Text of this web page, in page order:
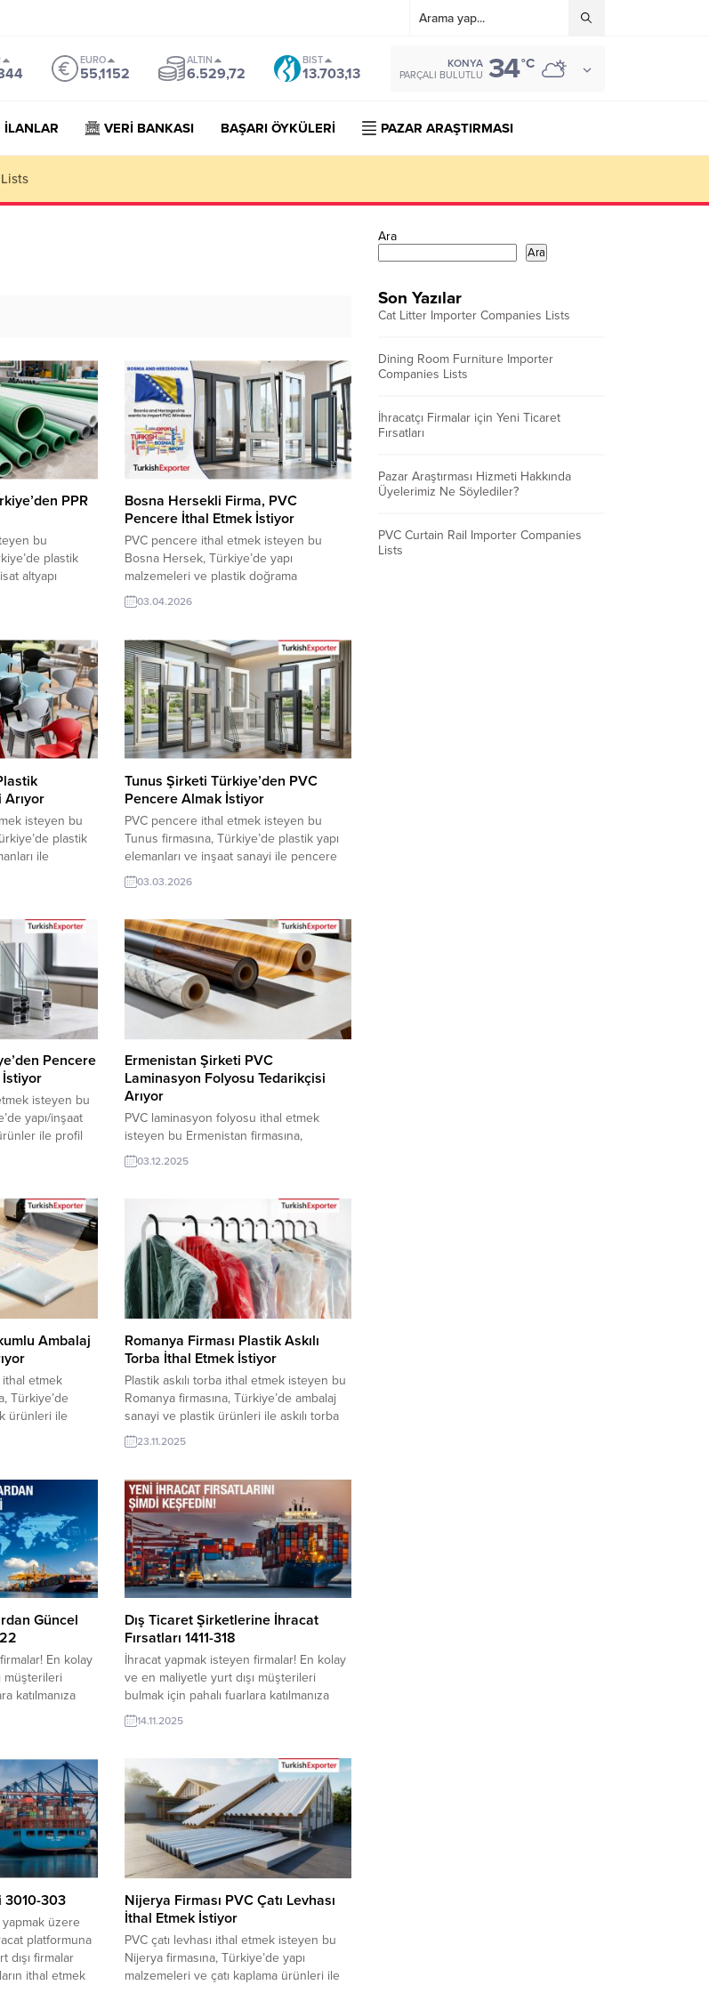
EURO
55,1152
ALTIN
6.529,72
BIST
13.703,13
KONYA
PARÇALI BULUTLU 34°C
İLANLAR VERİ BANKASI BAŞARI ÖYKÜLERİ PAZAR ARAŞTIRMASI
Lists
PPR
bu
plastik
altyapı
tedarikçisi
sunabilirler.
TurkishExporter
kredisi sahibi
➤ Bu...
Bosna Hersekli Firma, PVC
Pencere İthal Etmek İstiyor
PVC pencere ithal etmek isteyen bu
Bosna Hersek, Türkiye’de yapı
malzemeleri ve plastik doğrama
sistemleri ile PVC pencere üreticisi veya
tedarikçisi olan ihracatçı firmalar teklif
olan bu alım ilanının iletişim bilgilerine
TurkishExporter VIP üyeleri ile TE üyelik
kredisi sahibi ihracat şirketleri
erişebilmektedir. ➤ Bu...
03.04.2026
isteyen bu
plastik
ile
olan
Yeni
TurkishExporter
sahibi
➤ Bu
Tunus Şirketi Türkiye’den PVC
Pencere Almak İstiyor
PVC pencere ithal etmek isteyen bu
Tunus firmasına, Türkiye’de plastik yapı
elemanları ve inşaat sanayi ile pencere
üreticisi veya tedarikçisi olan ihracatçı
firmalar teklif sunabilirler. Yeni bir ihracat
bilgilerine TurkishExporter VIP üyeleri ile
TE üyelik kredisi sahibi ihracat şirketleri
erişebilmektedir. ➤ Bu ithalat...
03.03.2026
Pencere
isteyen bu
yapı/inşaat
ile profil
ihracatçı
Yeni bir ihracat
VIP üyeleri ile
şirketleri
alım...
Ermenistan Şirketi PVC
Laminasyon Folyosu Tedarikçisi
Arıyor
PVC laminasyon folyosu ithal etmek
isteyen bu Ermenistan firmasına,
Türkiye’de plastik ve ambalaj malzemeleri
ile laminasyon folyosu üreticisi veya
sunabilirler. Yeni bir ihracat pazarı fırsatı
olan bu alım ilanının iletişim bilgilerine
TurkishExporter VIP üyeleri ile TE üyelik
kredisi sahibi ihracat şirketleri
erişebilmektedir. ➤ Bu ithalat...
03.12.2025
Ambalaj
etmek
Türkiye’de
ürünleri ile
tedarikçisi
sunabilirler.
TurkishExporter
sahibi
➤ Bu...
Romanya Firması Plastik Askılı
Torba İthal Etmek İstiyor
Plastik askılı torba ithal etmek isteyen bu
Romanya firmasına, Türkiye’de ambalaj
sanayi ve plastik ürünleri ile askılı torba
üreticisi veya tedarikçisi olan ihracatçı
firmalar teklif sunabilirler. Yeni bir ihracat
bilgilerine TurkishExporter VIP üyeleri ile
TE üyelik kredisi sahibi ihracat şirketleri
erişebilmektedir. ➤ Bu...
23.11.2025
Güncel
En kolay
müşterileri
katılmanıza
yapmak için
hem
olup sıkı
fırsat burada,
Dış Ticaret Şirketlerine İhracat
Fırsatları 1411-318
İhracat yapmak isteyen firmalar! En kolay
ve en maliyetle yurt dışı müşterileri
bulmak için pahalı fuarlara katılmanıza
gerek yok. Pazar araştırması yapmak için
onlarca ülkeye seyahat etmekte hem
kolayı, TurkishExporter üye olup sıkı
takiptir. Her gün yüzlerce fırsat burada,
aşağıdadır.. 14 Kasım...
14.11.2025
3010-303
yapmak üzere
platformuna
dışı firmalar
ithal etmek
Nijerya Firması PVC Çatı Levhası
İthal Etmek İstiyor
PVC çatı levhası ithal etmek isteyen bu
Nijerya firmasına, Türkiye’de yapı
malzemeleri ve çatı kaplama ürünleri ile
Ara
Ara
Son Yazılar
Cat Litter Importer Companies Lists
Dining Room Furniture Importer
Companies Lists
İhracatçı Firmalar için Yeni Ticaret
Fırsatları
Pazar Araştırması Hizmeti Hakkında
Üyelerimiz Ne Söylediler?
PVC Curtain Rail Importer Companies
Lists